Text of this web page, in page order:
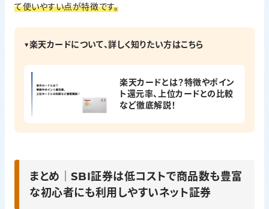
て使いやすい点が特徴です。
▼楽天カードについて、詳しく知りたい方はこちら
楽天カードとは？特徴やポイン
ト還元率、上位カードとの比較
など徹底解説！
まとめ｜SBI証券は低コストで商品数も豊富
な初心者にも利用しやすいネット証券